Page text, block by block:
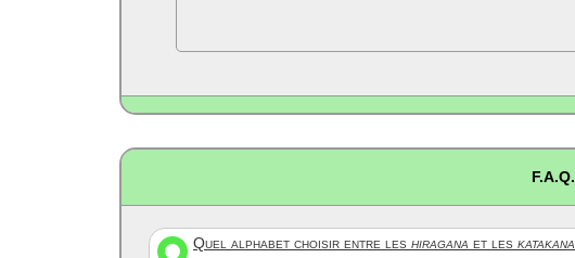
F.A.Q.
Quel alphabet choisir entre les hiragana et les katakana